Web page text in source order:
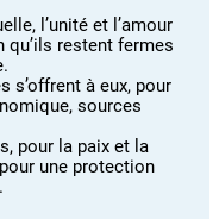
l’unité et l’amour
qu’ils restent fermes
s’offrent à eux, pour
sources
pour la paix et la
une protection